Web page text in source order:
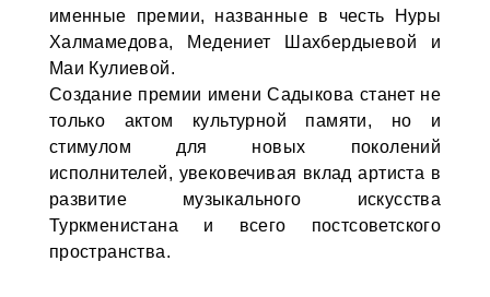
именные премии, названные в честь Нуры
Халмамедова, Медениет Шахбердыевой и
Маи Кулиевой.
Создание премии имени Садыкова станет не
только актом культурной памяти, но и
стимулом для новых поколений
исполнителей, увековечивая вклад артиста в
развитие музыкального искусства
Туркменистана и всего постсоветского
пространства.